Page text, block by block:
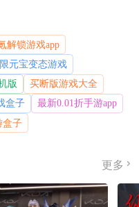
解锁游戏app
元宝变态游戏
版
买断版游戏大全
盒子
最新0.01折手游app
盒子
更多